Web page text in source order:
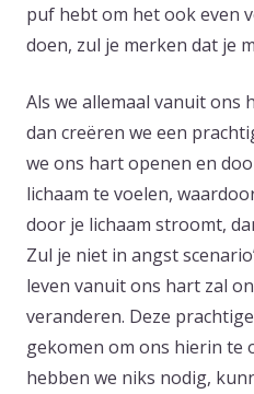
puf hebt om het ook even
doen, zul je merken dat je
Als we allemaal vanuit ons
dan creëren we een
we ons hart openen en
lichaam te voelen,
door je lichaam stroomt,
Zul je niet in angst
leven vanuit ons hart zal
veranderen. Deze
gekomen om ons hierin
hebben we niks nodig,